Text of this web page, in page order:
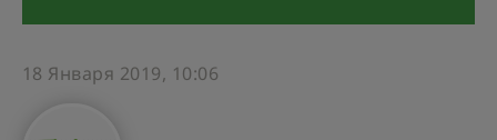
18 Января 2019, 10:06